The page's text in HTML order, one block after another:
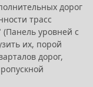
дорог
трасс
уровней с
их, порой
дорог,